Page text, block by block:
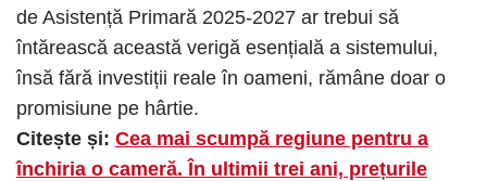
de Asistență Primară 2025-2027 ar trebui să
întărească această verigă esențială a sistemului,
însă fără investiții reale în oameni, rămâne doar o
promisiune pe hârtie.
Citește și: Cea mai scumpă regiune pentru a
închiria o cameră. În ultimii trei ani, prețurile